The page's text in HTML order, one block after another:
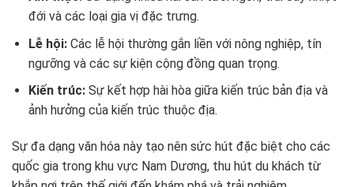
đới và các loại gia vị đặc trưng.
Lễ hội:Các lễ hội thường gắn liền với nông nghiệp, tín
ngưỡng và các sự kiện cộng đồng quan trọng.
Kiến trúc:Sự kết hợp hài hòa giữa kiến trúc bản địa và
ảnh hưởng của kiến trúc thuộc địa.
Sự đa dạng văn hóa này tạo nên sức hút đặc biệt cho các
quốc gia trong khu vực Nam Dương, thu hút du khách từ